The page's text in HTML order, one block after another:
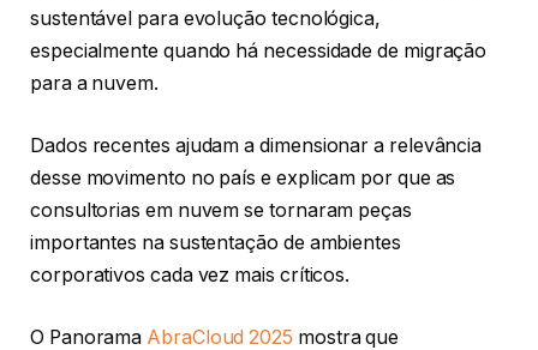
sustentável para evolução tecnológica,
especialmente quando há necessidade de migração
para a nuvem.
Dados recentes ajudam a dimensionar a relevância
desse movimento no país e explicam por que as
consultorias em nuvem se tornaram peças
importantes na sustentação de ambientes
corporativos cada vez mais críticos.
O Panorama AbraCloud 2025 mostra que